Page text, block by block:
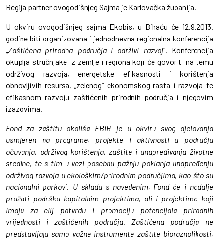
Regija partner ovogodišnjeg Sajma je Karlovačka županija.
U okviru ovogodišnjeg sajma Ekobis, u Bihaću će 12.9.2013.
godine biti organizovana i jednodnevna regionalna konferencija
„Zaštićena prirodna područja i održivi razvoj“. Konferencija
okuplja stručnjake iz zemlje i regiona koji će govoriti na temu
održivog razvoja, energetske efikasnosti i korištenja
obnovljivih resursa, „zelenog“ ekonomskog rasta i razvoja te
efikasnom razvoju zaštićenih prirodnih područja i njegovim
izazovima.
Fond za zaštitu okoliša FBiH je u okviru svog djelovanja
usmjeren na programe, projekte i aktivnosti u području
očuvanja, održivog korištenja, zaštite i unapređivanja životne
sredine, te s tim u vezi posebnu pažnju poklanja unapređenju
održivog razvoja u ekološkim/prirodnim područjima, kao što su
nacionalni parkovi. U skladu s navedenim, Fond će i nadalje
pružati podršku kapitalnim projektima, ali i projektima koji
imaju za cilj potvrdu i promociju potencijala prirodnih
vrijednosti i zaštićenih područja. Zaštićena područja ne
predstavljaju samo važne instrumente zaštite bioraznolikosti,